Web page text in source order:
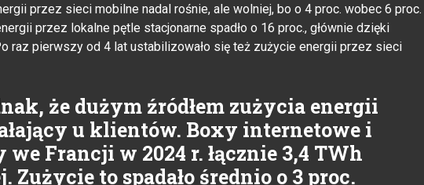
przez sieci mobilne nadal rośnie, ale wolniej, bo o 4 proc. wobec 6 proc.
przez lokalne pętle stacjonarne spadło o 16 proc., głównie dzięki
raz pierwszy od 4 lat ustabilizowało się też zużycie energii przez sieci
że dużym źródłem zużycia energii
u klientów. Boxy internetowe i
we Francji w 2024 r. łącznie 3,4 TWh
to spadało średnio o 3 proc.